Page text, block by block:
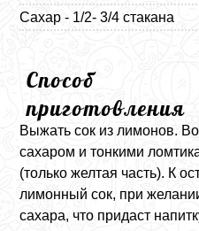
Сахар - 1/2- 3/4 стакана
Способ
приготовления
Выжать сок из лимонов.
сахаром и тонкими
(только желтая часть). К
лимонный сок, при
сахара, что придаст